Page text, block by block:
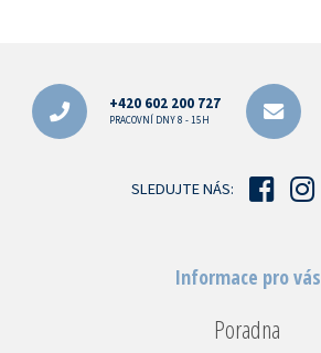
+420 602 200 727
PRACOVNÍ DNY 8 - 15H
SLEDUJTE NÁS:
Informace pro vás
Poradna